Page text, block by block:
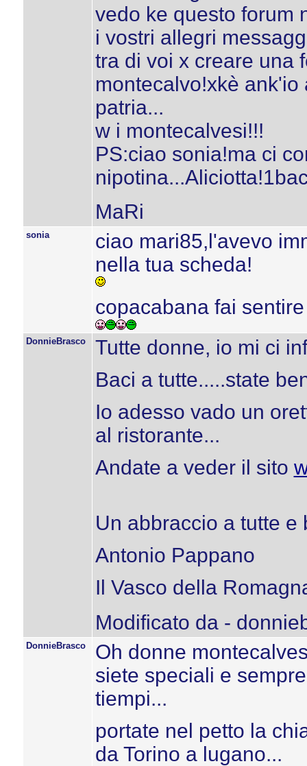
vedo ke questo forum
i vostri allegri
tra di voi x creare una
montecalvo!xkè
patria...
w i montecalvesi!!!
PS:ciao sonia!ma ci
MaRi
sonia
ciao mari85,l'avevo
nella tua scheda!
copacabana fai
DonnieBrasco
Tutte donne, io mi ci
Baci a tutte.....state
Io adesso vado un
al ristorante...
Andate a veder il sito
Un abbraccio a tutte e
Antonio Pappano
Il Vasco della
Modificato da -
DonnieBrasco
Oh donne
siete speciali e
tiempi...
portate nel petto la
da Torino a lugano...